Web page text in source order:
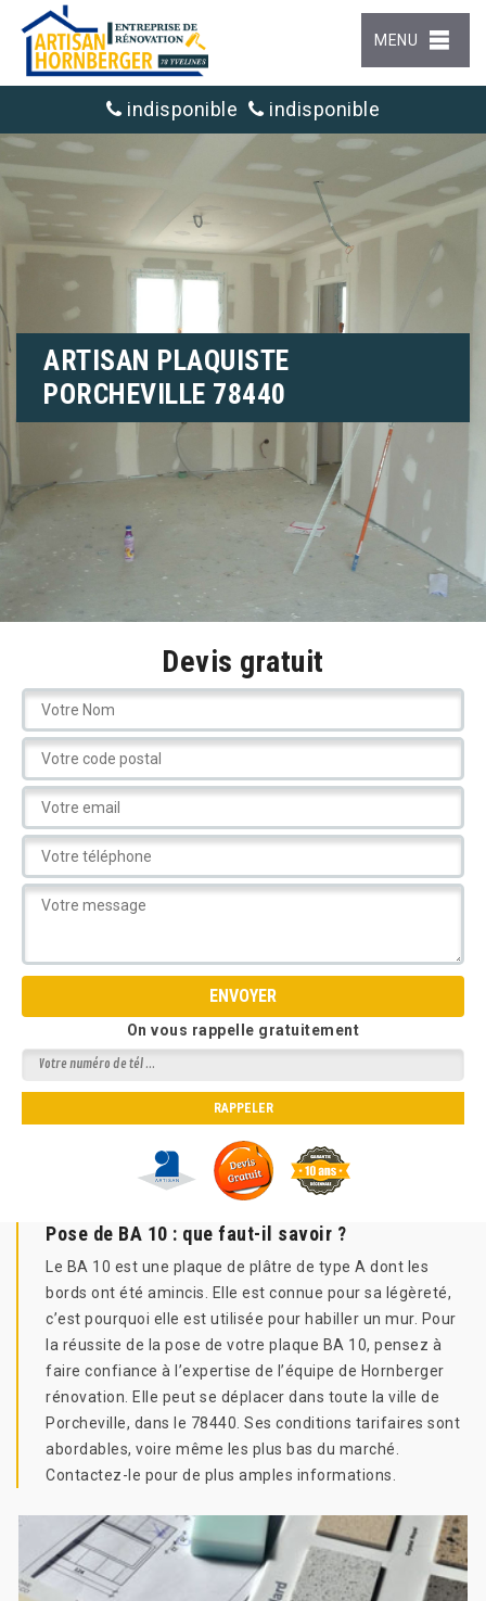
MENU
indisponible indisponible
ARTISAN PLAQUISTE
PORCHEVILLE 78440
Devis gratuit
On vous rappelle gratuitement
Pose de BA 10 : que faut-il savoir ?
Le BA 10 est une plaque de plâtre de type A dont les
bords ont été amincis. Elle est connue pour sa légèreté,
c’est pourquoi elle est utilisée pour habiller un mur. Pour
la réussite de la pose de votre plaque BA 10, pensez à
faire confiance à l’expertise de l’équipe de Hornberger
rénovation. Elle peut se déplacer dans toute la ville de
Porcheville, dans le 78440. Ses conditions tarifaires sont
abordables, voire même les plus bas du marché.
Contactez-le pour de plus amples informations.